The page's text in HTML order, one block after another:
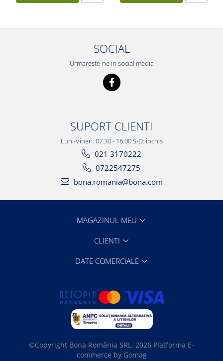
SOCIAL
Urmareste-ne in social media
SUPORT CLIENTI
Luni-Vineri: 07:30 - 16:00 S-D: închis
021 3170222
0722547275
bona.romania@bona.com
MAGAZINUL MEU
CLIENTI
DATE COMERCIALE
©Copyright Bona România SRL. 2026 Platforma E-
commerce by Gomag